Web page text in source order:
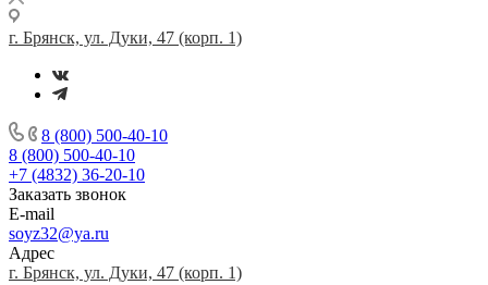
г. Брянск, ул. Дуки, 47 (корп. 1)
8 (800) 500-40-10
8 (800) 500-40-10
+7 (4832) 36-20-10
Заказать звонок
E-mail
soyz32@ya.ru
Адрес
г. Брянск, ул. Дуки, 47 (корп. 1)